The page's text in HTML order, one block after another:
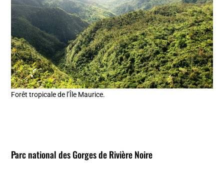
Forêt tropicale de l’Île Maurice.
Parc national des Gorges de Rivière Noire